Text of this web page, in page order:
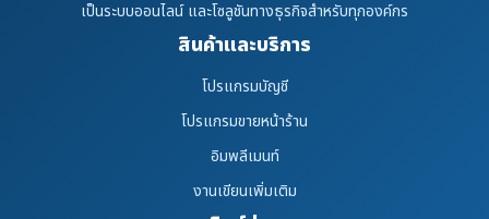
เป็นระบบออนไลน์ และโซลูชันทางธุรกิจสำหรับทุกองค์กร
สินค้าและบริการ
โปรแกรมบัญชี
โปรแกรมขายหน้าร้าน
อิมพลีเมนท์
งานเขียนเพิ่มเติม